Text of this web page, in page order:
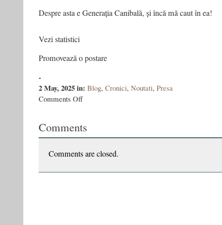
Despre asta e Generația Canibală, și încă mă caut în ea!
Vezi statistici
Promovează o postare
-
2 May, 2025in: Blog, Cronici, Noutati, Presa
Comments Offon
Generația
Comments
Comments are closed.